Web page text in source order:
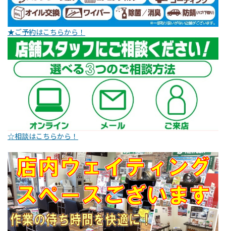
★ご予約はこちらから！
☆相談はこちらから！